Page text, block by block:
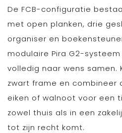
De FCB-configuratie
met open planken, drie
organiser en
modulaire Pira G2-
volledig naar wens samen.
zwart frame en combineer
eiken of walnoot voor een
zowel thuis als in een
tot zijn recht komt.